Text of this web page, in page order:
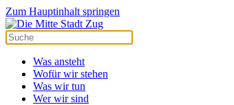
Zum Hauptinhalt springen
Was ansteht
Wofür wir stehen
Was wir tun
Wer wir sind